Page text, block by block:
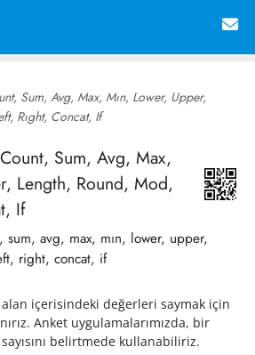
Sum, Avg, Max, Mın, Lower, Upper,
Rıght, Concat, If
Sum, Avg, Max,
Length, Round, Mod,
If
sum, avg, max, mın, lower, upper,
right, concat, if
içerisindeki değerleri saymak için
Anket uygulamalarımızda, bir
belirtmede kullanabiliriz.